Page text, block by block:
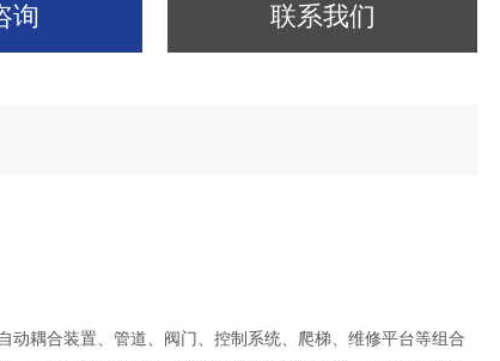
询 联系我们
耦合装置、管道、阀门、控制系统、爬梯、维修平台等组合